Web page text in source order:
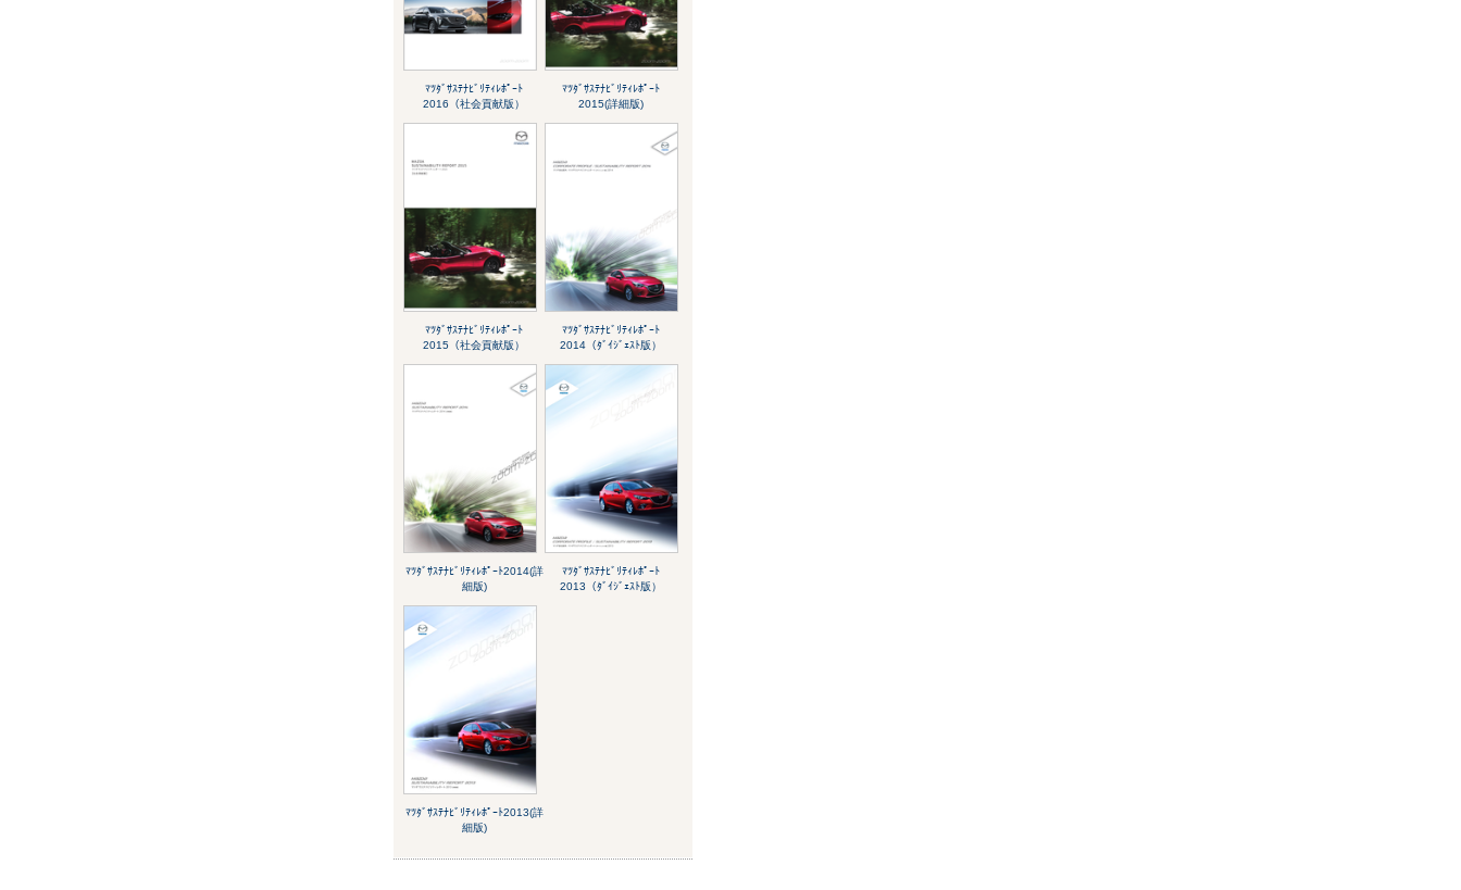
ﾏﾂﾀﾞｻｽﾃﾅﾋﾞﾘﾃｨﾚﾎﾟｰﾄ
2016（社会貢献版）
ﾏﾂﾀﾞｻｽﾃﾅﾋﾞﾘﾃｨﾚﾎﾟｰﾄ
2015(詳細版)
ﾏﾂﾀﾞｻｽﾃﾅﾋﾞﾘﾃｨﾚﾎﾟｰﾄ
2015（社会貢献版）
ﾏﾂﾀﾞｻｽﾃﾅﾋﾞﾘﾃｨﾚﾎﾟｰﾄ
2014（ﾀﾞｲｼﾞｪｽﾄ版）
ﾏﾂﾀﾞｻｽﾃﾅﾋﾞﾘﾃｨﾚﾎﾟｰﾄ2014(詳
細版)
ﾏﾂﾀﾞｻｽﾃﾅﾋﾞﾘﾃｨﾚﾎﾟｰﾄ
2013（ﾀﾞｲｼﾞｪｽﾄ版）
ﾏﾂﾀﾞｻｽﾃﾅﾋﾞﾘﾃｨﾚﾎﾟｰﾄ2013(詳
細版)